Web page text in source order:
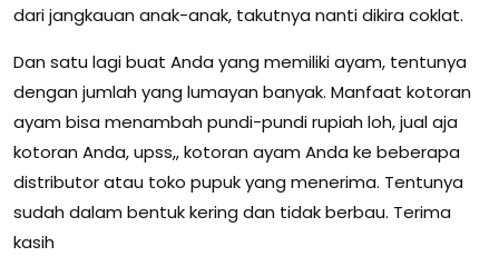
dari jangkauan anak-anak, takutnya nanti dikira coklat.
Dan satu lagi buat Anda yang memiliki ayam, tentunya
dengan jumlah yang lumayan banyak. Manfaat kotoran
ayam bisa menambah pundi-pundi rupiah loh, jual aja
kotoran Anda, upss,, kotoran ayam Anda ke beberapa
distributor atau toko pupuk yang menerima. Tentunya
sudah dalam bentuk kering dan tidak berbau. Terima
kasih